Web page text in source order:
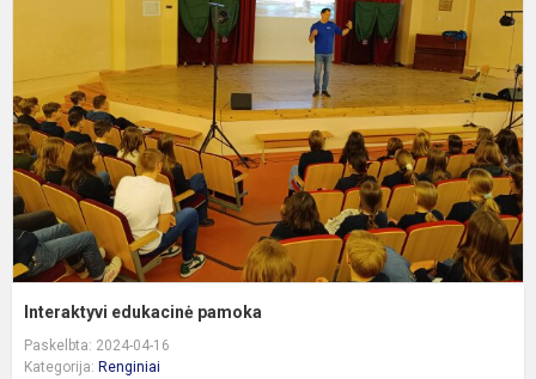
Interaktyvi edukacinė pamoka
Paskelbta: 2024-04-16
Kategorija: Renginiai